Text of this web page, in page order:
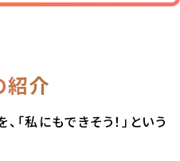
紹介
「私にもできそう！」という